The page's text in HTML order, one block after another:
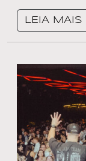
LEIA MAIS